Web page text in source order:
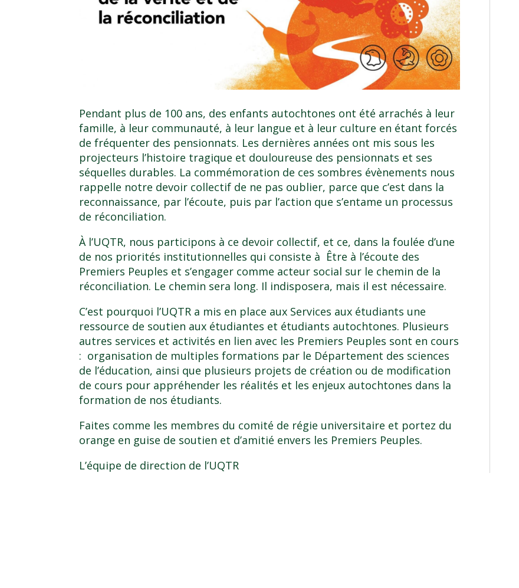
Pendant plus de 100 ans, des enfants autochtones ont été arrachés à leur
famille, à leur communauté, à leur langue et à leur culture en étant forcés
de fréquenter des pensionnats. Les dernières années ont mis sous les
projecteurs l’histoire tragique et douloureuse des pensionnats et ses
séquelles durables. La commémoration de ces sombres évènements nous
rappelle notre devoir collectif de ne pas oublier, parce que c’est dans la
reconnaissance, par l’écoute, puis par l’action que s’entame un processus
de réconciliation.
À l’UQTR, nous participons à ce devoir collectif, et ce, dans la foulée d’une
de nos priorités institutionnelles qui consiste à Être à l’écoute des
Premiers Peuples et s’engager comme acteur social sur le chemin de la
réconciliation. Le chemin sera long. Il indisposera, mais il est nécessaire.
C’est pourquoi l’UQTR a mis en place aux Services aux étudiants une
ressource de soutien aux étudiantes et étudiants autochtones. Plusieurs
autres services et activités en lien avec les Premiers Peuples sont en cours
: organisation de multiples formations par le Département des sciences
de l’éducation, ainsi que plusieurs projets de création ou de modification
de cours pour appréhender les réalités et les enjeux autochtones dans la
formation de nos étudiants.
Faites comme les membres du comité de régie universitaire et portez du
orange en guise de soutien et d’amitié envers les Premiers Peuples.
L’équipe de direction de l’UQTR